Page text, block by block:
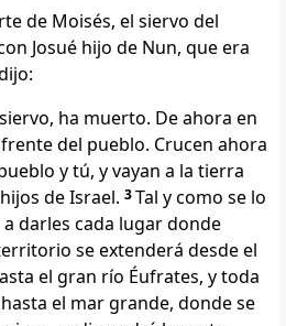
de Moisés, el siervo del
Josué hijo de Nun, que era
ha muerto. De ahora en
del pueblo. Crucen ahora
y tú, y vayan a la tierra
de Israel. 3Tal y como se lo
darles cada lugar donde
se extenderá desde el
el gran río Éufrates, y toda
el mar grande, donde se